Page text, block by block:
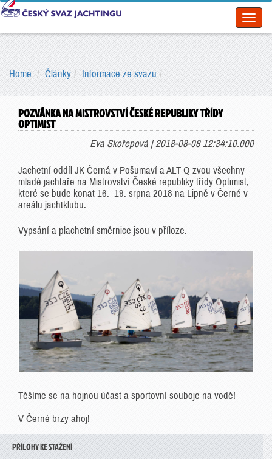
Home Články Informace ze svazu
POZVÁNKA NA MISTROVSTVÍ ČESKÉ REPUBLIKY TŘÍDY
OPTIMIST
Eva Skořepová | 2018-08-08 12:34:10.000
Jachetní oddíl JK Černá v Pošumaví a ALT Q zvou všechny
mladé jachtaře na Mistrovství České republiky třídy Optimist,
které se bude konat 16.–19. srpna 2018 na Lipně v Černé v
areálu jachtklubu.
Vypsání a plachetní směrnice jsou v příloze.
Těšíme se na hojnou účast a sportovní souboje na vodě!
V Černé brzy ahoj!
PŘÍLOHY KE STAŽENÍ